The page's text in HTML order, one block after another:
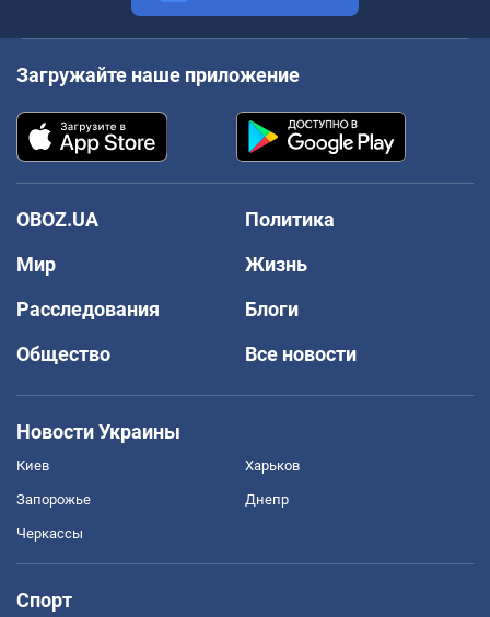
Загружайте наше приложение
OBOZ.UA
Политика
Мир
Жизнь
Расследования
Блоги
Общество
Все новости
Новости Украины
Киев Харьков
Запорожье Днепр
Черкассы
Спорт